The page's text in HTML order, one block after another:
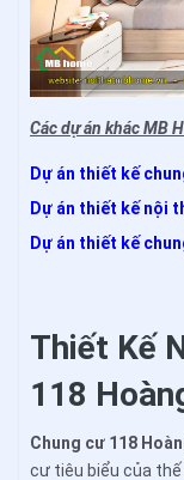
Các dự án khác MB
Dự án thiết kế
Dự án thiết kế nội
Dự án thiết kế
Thiết Kế
118
Chung cư 118
cư tiêu biểu của thế